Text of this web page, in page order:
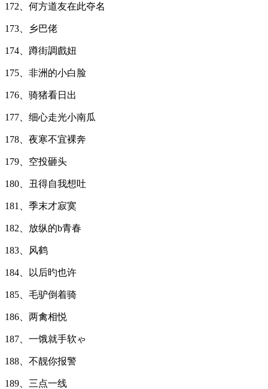
172、何方道友在此夺名
173、乡巴佬
174、蹲街調戲妞
175、非洲的小白脸
176、骑猪看日出
177、细心走光小南瓜
178、夜寒不宜裸奔
179、空投砸头
180、丑得自我想吐
181、季末才寂寞
182、放纵的b青春
183、风鹤
184、以后旳也许
185、毛驴倒着骑
186、两禽相悦
187、一饿就手软ゃ
188、不靓你报警
189、三点一线